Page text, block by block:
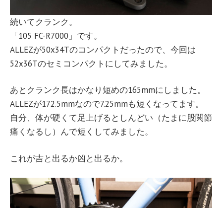
続いてクランク。
「105 FC-R7000」です。
ALLEZが50x34Tのコンパクトだったので、今回は
52x36Tのセミコンパクトにしてみました。
あとクランク長はかなり短めの165mmにしました。
ALLEZが172.5mmなので7.25mmも短くなってます。
自分、体が硬くて足上げるとしんどい（たまに股関節
痛くなるし）んで短くしてみました。
これが吉と出るか凶と出るか。